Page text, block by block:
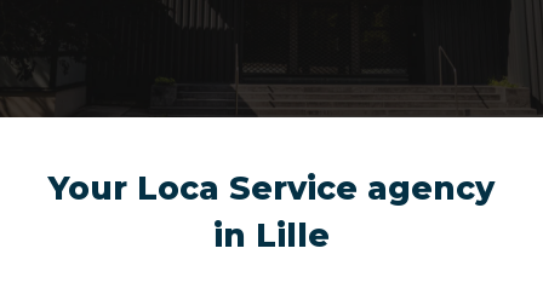
Your Loca Service agency
in Lille